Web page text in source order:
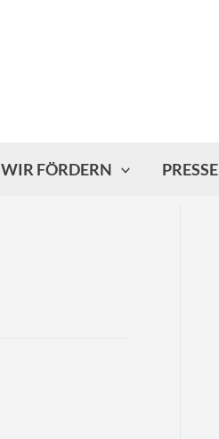
WIR FÖRDERN PRESSE